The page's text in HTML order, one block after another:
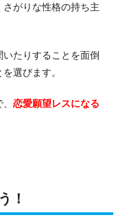
がりな性格の持ち主
たりすることを面倒
選びます。
恋愛願望レスになる
！